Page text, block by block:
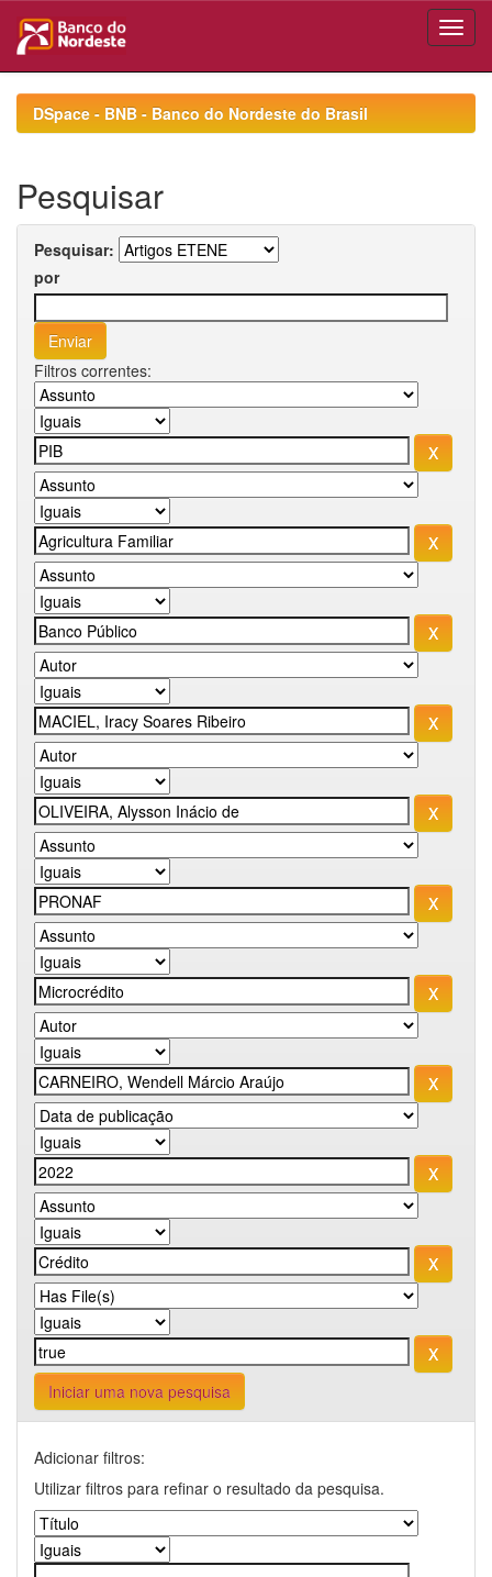
navigationDSpace - BNB - Banco do Nordeste do Brasil
Pesquisar
Pesquisar:
por
Filtros correntes:
Iniciar uma nova pesquisa
Adicionar filtros:
Utilizar filtros para refinar o resultado da pesquisa.